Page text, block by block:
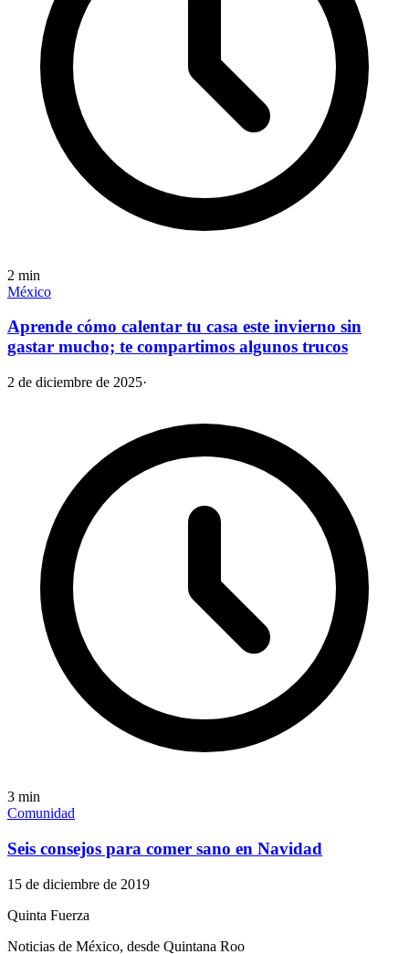
2 min
México
Aprende cómo calentar tu casa este invierno sin
gastar mucho; te compartimos algunos trucos
2 de diciembre de 2025·
3 min
Comunidad
Seis consejos para comer sano en Navidad
15 de diciembre de 2019
Quinta Fuerza
Noticias de México, desde Quintana Roo